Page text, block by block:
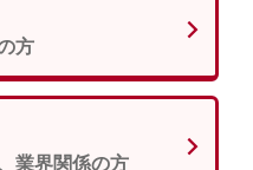
方
業界関係の方